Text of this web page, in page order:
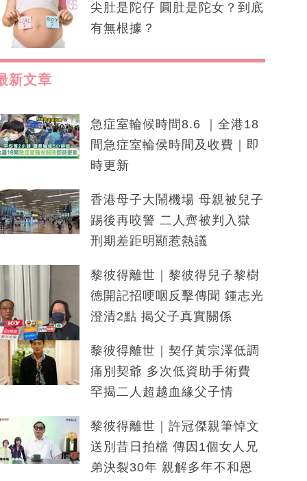
尖肚是陀仔 圓肚是陀女？到底
有無根據？
新文章
急症室輪候時間8.6 ｜全港18
間急症室輪侯時間及收費｜即
時更新
香港母子大鬧機場 母親被兒子
踢後再咬警 二人齊被判入獄
刑期差距明顯惹熱議
黎彼得離世｜黎彼得兒子黎樹
德開記招哽咽反擊傳聞 鍾志光
澄清2點 揭父子真實關係
黎彼得離世｜契仔黃宗澤低調
痛別契爺 多次低資助手術費
罕揭二人超越血緣父子情
黎彼得離世｜許冠傑親筆悼文
送別昔日拍檔 傳因1個女人兄
弟決裂30年 親解多年不和恩